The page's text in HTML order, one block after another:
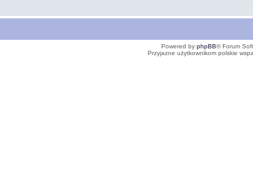
Powered by phpBB® Forum
Przyjazne użytkownikom polskie